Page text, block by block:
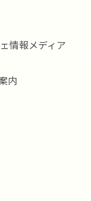
情報メディア
内